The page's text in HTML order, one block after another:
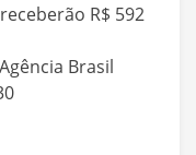
R$ 592
Brasil